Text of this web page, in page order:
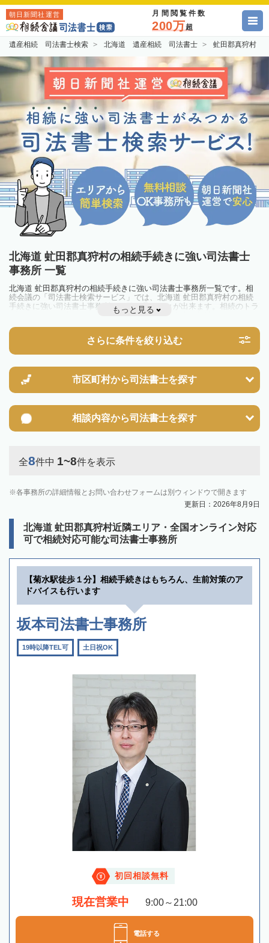
朝日新聞社運営 月間閲覧件数
200万超
遺産相続 司法書士検索 北海道 遺産相続 司法書士 虻田郡真狩村
北海道 虻田郡真狩村の相続手続きに強い司法書士
事務所 一覧
北海道 虻田郡真狩村の相続手続きに強い司法書士事務所一覧です。相
続会議の「司法書士検索サービス」では、北海道 虻田郡真狩村の相続
手続きに強い司法書士事務所を一覧で見ることが出来ます。相続のトラ
ブルやお悩みを抱えている方は一度近隣の司法書士に相談してみましょ
もっと見る
さらに条件を絞り込む
市区町村から司法書士を探す
相談内容から司法書士を探す
全8件中 1~8件を表示
各事務所の詳細情報とお問い合わせフォームは別ウィンドウで開きます
更新日：2026年8月9日
北海道 虻田郡真狩村近隣エリア・全国オンライン対応
可で相続対応可能な司法書士事務所
【菊水駅徒歩１分】相続手続きはもちろん、生前対策のア
ドバイスも行います
坂本司法書士事務所
19時以降TEL可 土日祝OK
初回相談無料
現在営業中 9:00～21:00
電話する